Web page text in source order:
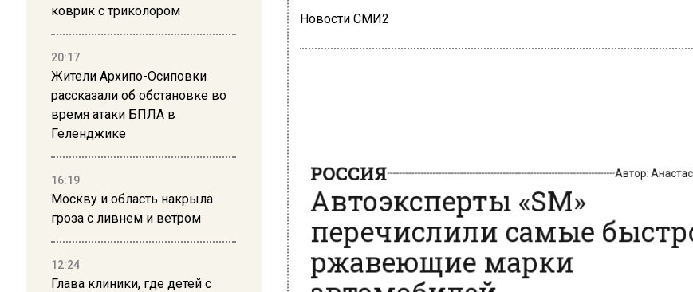
коврик с триколором
20:17
Жители Архипо-Осиповки
рассказали об обстановке во
время атаки БПЛА в
Геленджике
16:19
Москву и область накрыла
гроза с ливнем и ветром
12:24
Глава клиники, где детей с
Новости СМИ2
Автоэксперты «SM»
перечислили самые быстро
ржавеющие марки
автомобилей